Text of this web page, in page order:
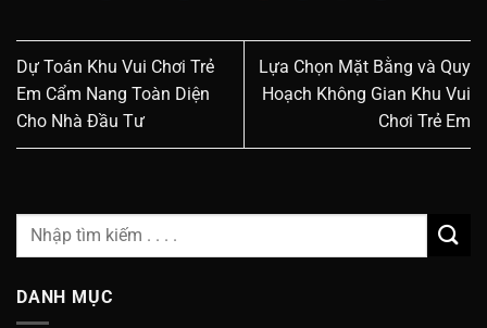
Dự Toán Khu Vui Chơi Trẻ
Em Cẩm Nang Toàn Diện
Cho Nhà Đầu Tư
Lựa Chọn Mặt Bằng và Quy
Hoạch Không Gian Khu Vui
Chơi Trẻ Em
DANH MỤC